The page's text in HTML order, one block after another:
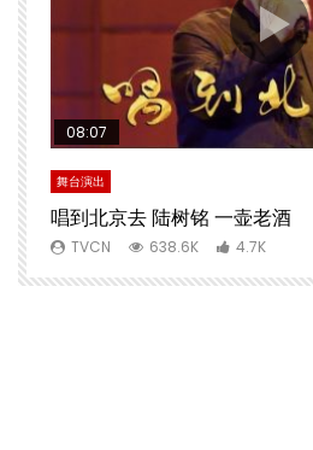
Watch Later
08:07
舞台演出
唱到北京去 陆树铭 一壶老酒
TVCN 638.6K 4.7K